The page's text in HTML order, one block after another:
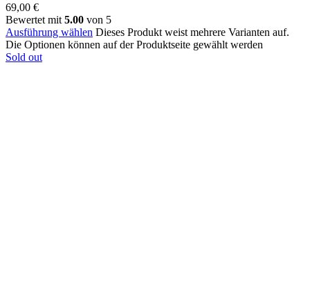
69,00 €
Bewertet mit 5.00 von 5
Ausführung wählen Dieses Produkt weist mehrere Varianten auf.
Die Optionen können auf der Produktseite gewählt werden
Sold out